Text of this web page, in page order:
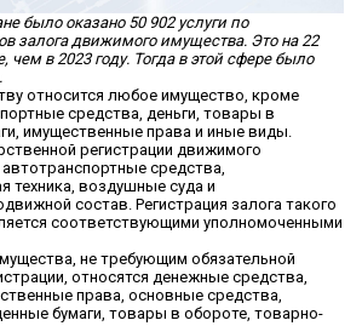
было оказано 50 902 услуги по
залога движимого имущества. Это на 22
чем в 2023 году. Тогда в этой сфере было
относится любое имущество, кроме
средства, деньги, товары в
имущественные права и иные виды.
регистрации движимого
средства,
техника, воздушные суда и
состав. Регистрация залога такого
соответствующими уполномоченными
не требующим обязательной
относятся денежные средства,
права, основные средства,
бумаги, товары в обороте, товарно-